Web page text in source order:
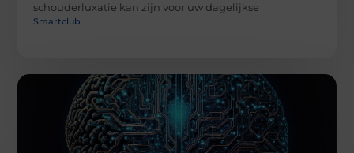
schouderluxatie kan zijn voor uw dagelijkse
Smartclub